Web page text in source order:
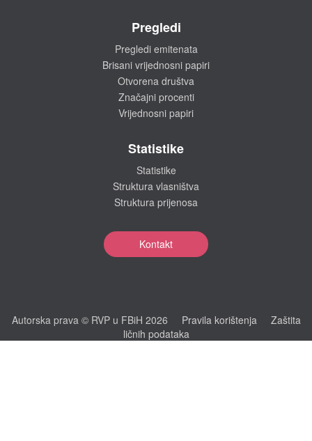
Pregledi
Pregledi emitenata
Brisani vrijednosni papiri
Otvorena društva
Značajni procenti
Vrijednosni papiri
Statistike
Statistike
Struktura vlasništva
Struktura prijenosa
Kontakt
Autorska prava © RVP u FBiH 2026 Pravila korištenja
Zaštita
ličnih podataka